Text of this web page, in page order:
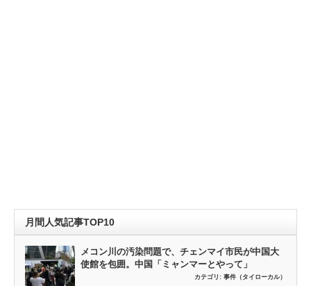
月間人気記事TOP10
メコン川の汚染問題で、チェンマイ市民が中国大
使館を包囲。中国「ミャンマーとやって」
カテゴリ: 事件（タイローカル）